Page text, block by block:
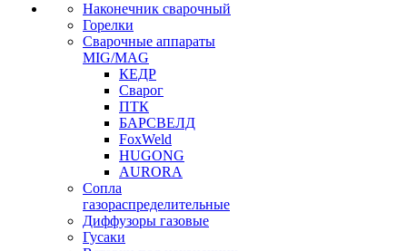
Наконечник сварочный
Горелки
Сварочные аппараты
MIG/MAG
КЕДР
Сварог
ПТК
БАРСВЕЛД
FoxWeld
HUGONG
AURORA
Сопла
газораспределительные
Диффузоры газовые
Гусаки